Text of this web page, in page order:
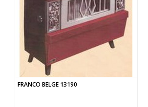
FRANCO BELGE 13190